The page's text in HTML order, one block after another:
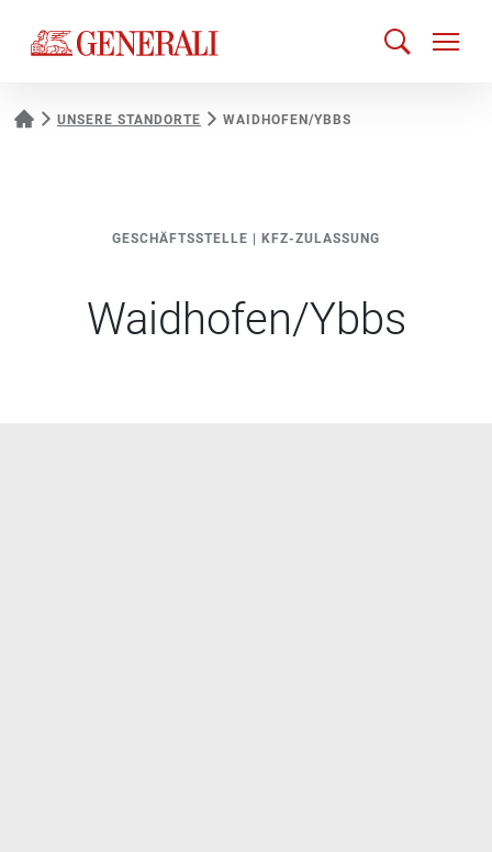
UNSERE STANDORTE WAIDHOFEN/YBBS
GESCHÄFTSSTELLE KFZ-ZULASSUNG
Waidhofen/Ybbs